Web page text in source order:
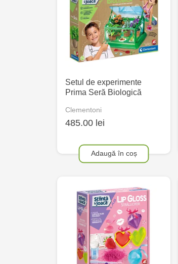
Setul de experimente
Prima Seră Biologică
Clementoni
485.00 lei
Adaugă în coș